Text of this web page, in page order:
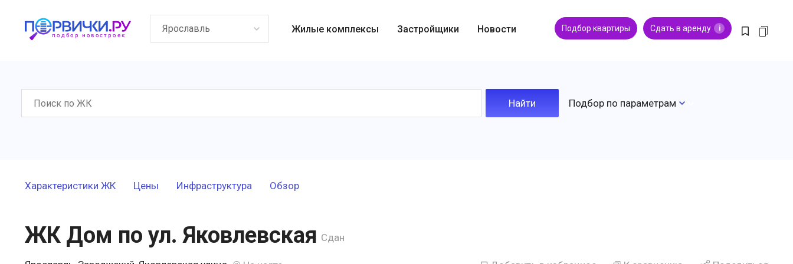
Ярославль Жилые комплексы Застройщики Новости Подбор квартиры Сдать в аренду i
Подбор по параметрам
Характеристики ЖК Цены Инфраструктура Обзор
ЖК Дом по ул. Яковлевская Сдан